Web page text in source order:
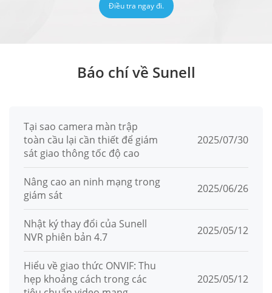
Điều tra ngay đi.
Báo chí về Sunell
Tại sao camera màn trập
toàn cầu lại cần thiết để giám
sát giao thông tốc độ cao
2025/07/30
Nâng cao an ninh mạng trong
giám sát
2025/06/26
Nhật ký thay đổi của Sunell
NVR phiên bản 4.7
2025/05/12
Hiểu về giao thức ONVIF: Thu
hẹp khoảng cách trong các
2025/05/12